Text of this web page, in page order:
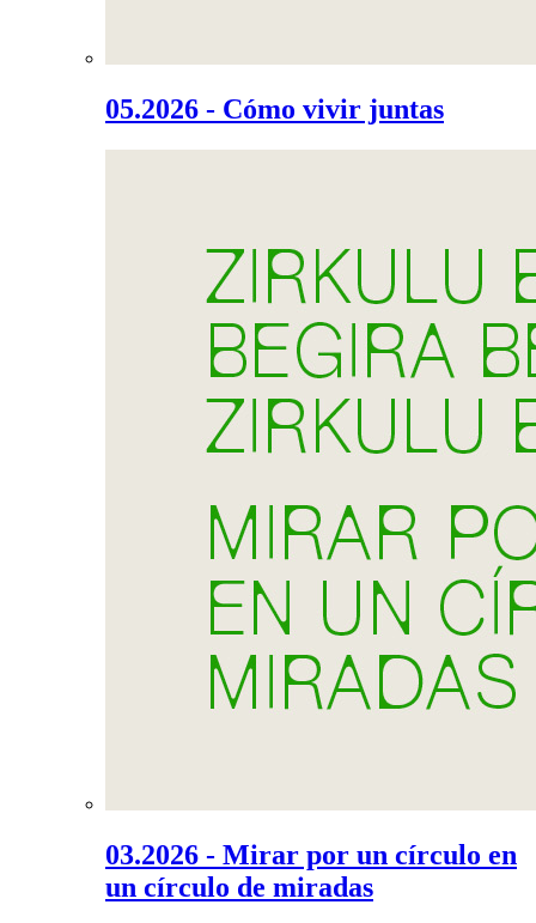
05.2026 - Cómo vivir juntas
03.2026 - Mirar por un círculo en
un círculo de miradas